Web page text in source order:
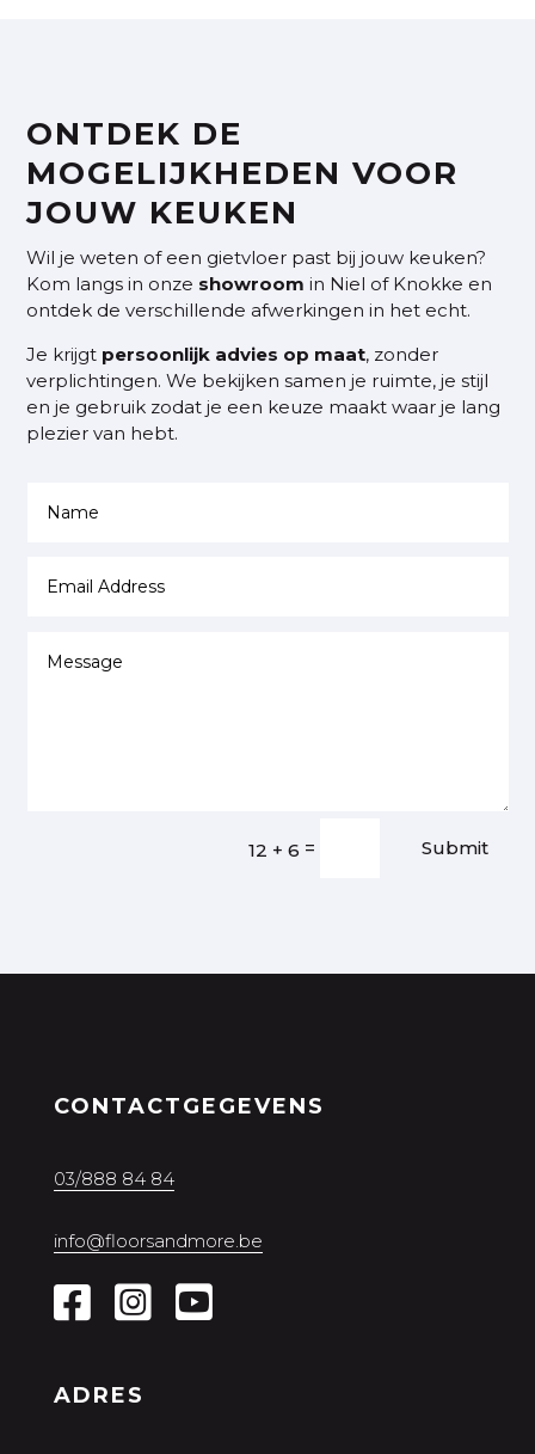
ONTDEK DE
MOGELIJKHEDEN VOOR
JOUW KEUKEN
Wil je weten of een gietvloer past bij jouw keuken?
Kom langs in onze showroom in Niel of Knokke en
ontdek de verschillende afwerkingen in het echt.
Je krijgt persoonlijk advies op maat, zonder
verplichtingen. We bekijken samen je ruimte, je stijl
en je gebruik zodat je een keuze maakt waar je lang
plezier van hebt.
12 + 6 = Submit
CONTACTGEGEVENS
03/888 84 84
info@floorsandmore.be
ADRES